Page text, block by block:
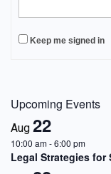
Keep me signed in
Upcoming Events
Aug 22
10:00 am-6:00 pm
Legal Strategies for